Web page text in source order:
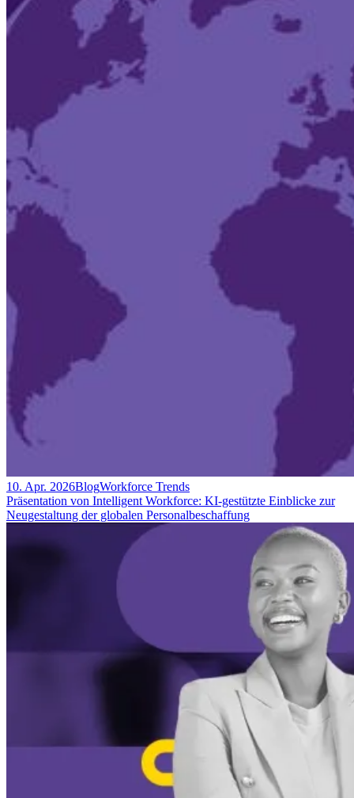
10. Apr. 2026BlogWorkforce Trends
Präsentation von Intelligent Workforce: KI-gestützte Einblicke zur
Neugestaltung der globalen Personalbeschaffung